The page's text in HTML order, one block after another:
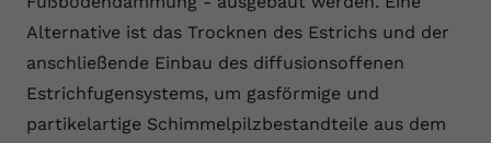
Alternative ist das Trocknen des Estrichs und der
anschließende Einbau des diffusionsoffenen
Estrichfugensystems, um gasförmige und
partikelartige Schimmelpilzbestandteile aus dem